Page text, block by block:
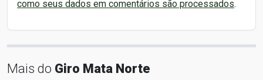
como seus dados em comentários são processados.
Mais do Giro Mata Norte